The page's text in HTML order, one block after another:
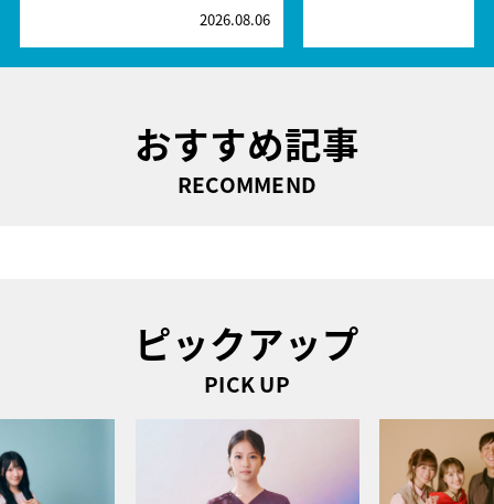
2026.08.06
おすすめ記事
RECOMMEND
ピックアップ
PICK UP